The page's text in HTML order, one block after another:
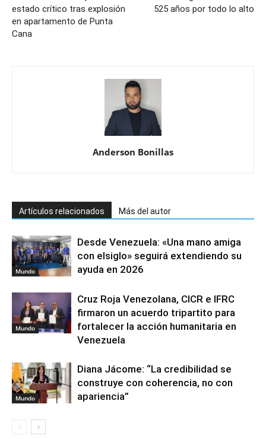
estado crítico tras explosión
en apartamento de Punta
Cana
525 años por todo lo alto
Anderson Bonillas
Artículos relacionados Más del autor
Mundo
Desde Venezuela: «Una mano amiga
con elsiglo» seguirá extendiendo su
ayuda en 2026
Mundo
Cruz Roja Venezolana, CICR e IFRC
firmaron un acuerdo tripartito para
fortalecer la acción humanitaria en
Venezuela
Mundo
Diana Jácome: “La credibilidad se
construye con coherencia, no con
apariencia”